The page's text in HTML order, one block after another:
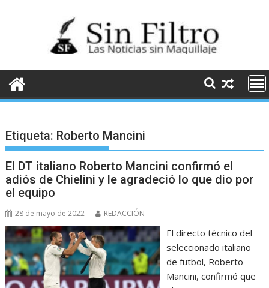
Etiqueta: Roberto Mancini
El DT italiano Roberto Mancini confirmó el
adiós de Chielini y le agradeció lo que dio por
el equipo
28 de mayo de 2022 REDACCIÓN
El directo técnico del
seleccionado italiano
de futbol, Roberto
Mancini, confirmó que